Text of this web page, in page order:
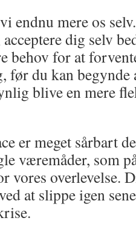
endnu mere os
dig selv
behov for at
du kan begynde
blive en mere
er meget sårbart
væremåder, som
vores overlevelse.
at slippe igen